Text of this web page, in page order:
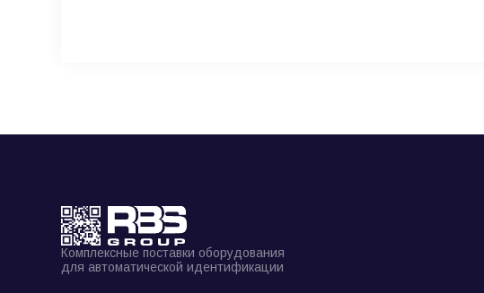
Комплексные поставки оборудования
для автоматической идентификации